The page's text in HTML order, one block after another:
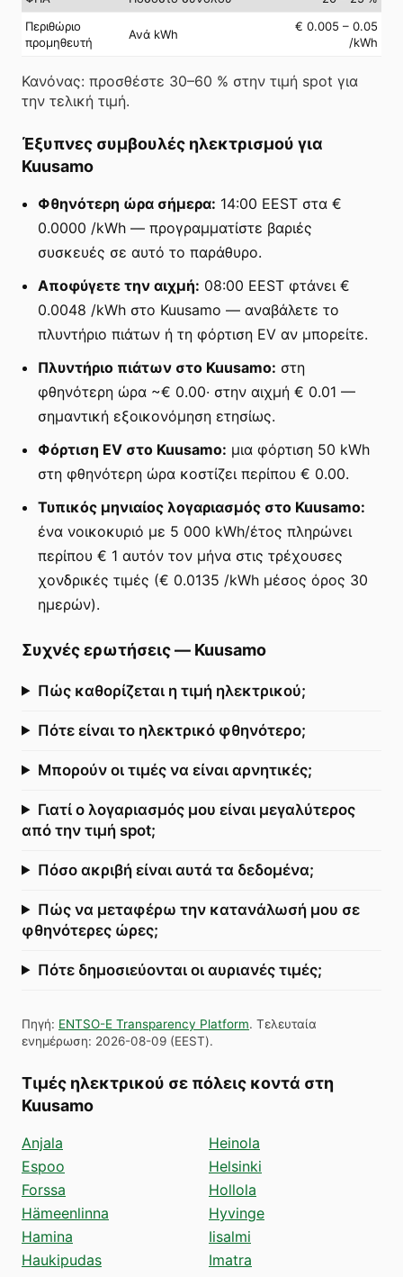
Περιθώριο
προμηθευτή
Ανά kWh
€ 0.005 – 0.05
/kWh
Κανόνας: προσθέστε 30–60 % στην τιμή spot για
την τελική τιμή.
Έξυπνες συμβουλές ηλεκτρισμού για
Kuusamo
Φθηνότερη ώρα σήμερα: 14:00 EEST στα €
0.0000 /kWh — προγραμματίστε βαριές
συσκευές σε αυτό το παράθυρο.
Αποφύγετε την αιχμή: 08:00 EEST φτάνει €
0.0048 /kWh στο Kuusamo — αναβάλετε το
πλυντήριο πιάτων ή τη φόρτιση EV αν μπορείτε.
Πλυντήριο πιάτων στο Kuusamo: στη
φθηνότερη ώρα ~€ 0.00· στην αιχμή € 0.01 —
σημαντική εξοικονόμηση ετησίως.
Φόρτιση EV στο Kuusamo: μια φόρτιση 50 kWh
στη φθηνότερη ώρα κοστίζει περίπου € 0.00.
Τυπικός μηνιαίος λογαριασμός στο Kuusamo:
ένα νοικοκυριό με 5 000 kWh/έτος πληρώνει
περίπου € 1 αυτόν τον μήνα στις τρέχουσες
χονδρικές τιμές (€ 0.0135 /kWh μέσος όρος 30
ημερών).
Συχνές ερωτήσεις— Kuusamo
Πώς καθορίζεται η τιμή ηλεκτρικού;
Πότε είναι το ηλεκτρικό φθηνότερο;
Μπορούν οι τιμές να είναι αρνητικές;
Γιατί ο λογαριασμός μου είναι μεγαλύτερος
από την τιμή spot;
Πόσο ακριβή είναι αυτά τα δεδομένα;
Πώς να μεταφέρω την κατανάλωσή μου σε
φθηνότερες ώρες;
Πότε δημοσιεύονται οι αυριανές τιμές;
Πηγή: ENTSO-E Transparency Platform. Τελευταία
ενημέρωση: 2026-08-09 (EEST).
Τιμές ηλεκτρικού σε πόλεις κοντά στη
Kuusamo
Anjala
Espoo
Forssa
Hämeenlinna
Hamina
Haukipudas
Heinola
Helsinki
Hollola
Hyvinge
Iisalmi
Imatra